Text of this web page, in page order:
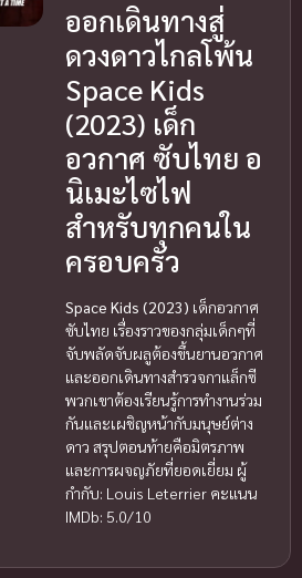
ออกเดินทางสู่
ดวงดาวไกลโพ้น
Space Kids
(2023) เด็ก
อวกาศ ซับไทย อ
นิเมะไซไฟ
สำหรับทุกคนใน
ครอบครัว
Space Kids (2023) เด็กอวกาศ
ซับไทย เรื่องราวของกลุ่มเด็กๆที่
จับพลัดจับผลูต้องขึ้นยานอวกาศ
และออกเดินทางสำรวจกาแล็กซี
พวกเขาต้องเรียนรู้การทำงานร่วม
กันและเผชิญหน้ากับมนุษย์ต่าง
ดาว สรุปตอนท้ายคือมิตรภาพ
และการผจญภัยที่ยอดเยี่ยม ผู้
กำกับ: Louis Leterrier คะแนน
IMDb: 5.0/10